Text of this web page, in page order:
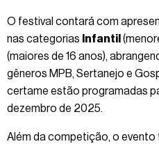
O festival contará com
nas categorias Infantil
(maiores de 16 anos),
gêneros MPB, Sertanejo e
certame estão programadas
dezembro de 2025.
Além da competição, o evento